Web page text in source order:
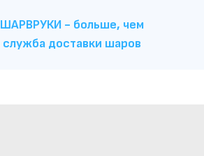
ШАРВРУКИ - больше, чем
служба доставки шаров